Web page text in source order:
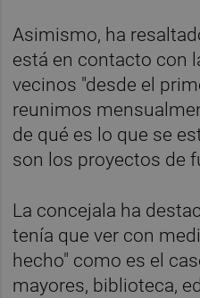
Asimismo, ha
está en contacto con
vecinos "desde el
reunimos
de qué es lo que se
son los proyectos de
La concejala ha
tenía que ver con
hecho" como es el
mayores, biblioteca,